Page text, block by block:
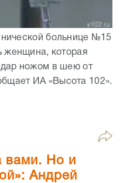
больнице №15
женщина, которая
ножом в шею от
ИА «Высота 102».
вами. Но и
Андрей